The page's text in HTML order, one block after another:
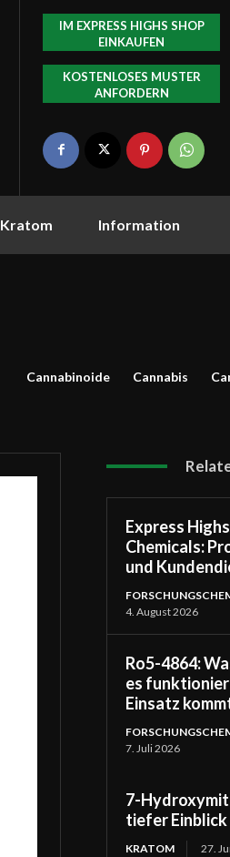
IM EXPRESS HIGHS SHOP
EINKAUFEN
KOSTENLOSES MUSTER
ANFORDERN
Kratom Information
Cannabinoide Cannabis
Express
Chemicals:
und
4. August 2026
Ro5-4864:
es
Einsatz
7. Juli 2026
7-
tiefer Einblick
KRATOM 27.